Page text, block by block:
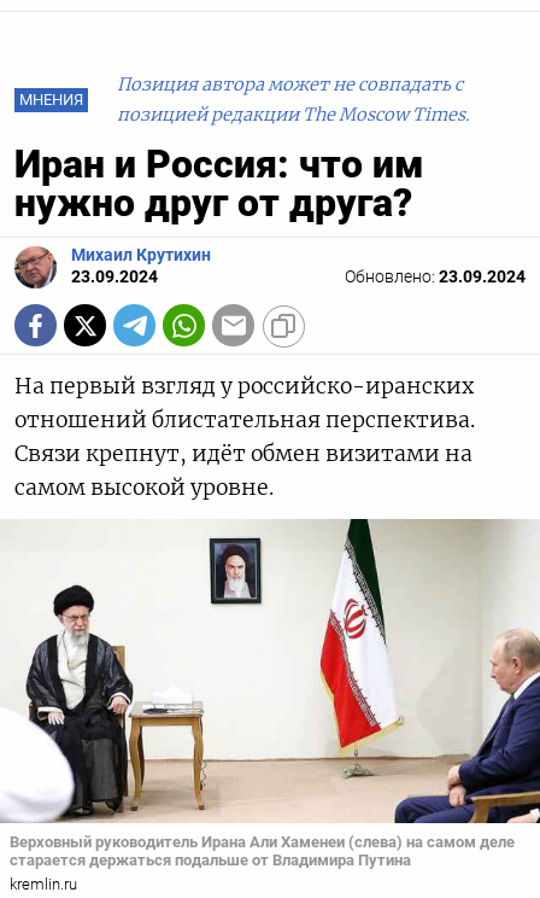
МНЕНИЯ
Позиция автора может не совпадать с
позицией редакции The Moscow Times.
Иран и Россия: что им
нужно друг от друга?
Михаил Крутихин
23.09.2024
Обновлено: 23.09.2024
На первый взгляд у российско-иранских
отношений блистательная перспектива.
Связи крепнут, идёт обмен визитами на
самом высокой уровне.
Верховный руководитель Ирана Али Хаменеи (слева) на самом деле
старается держаться подальше от Владимира Путина
kremlin.ru